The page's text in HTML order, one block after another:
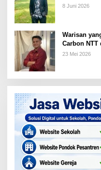
8 Juni 2026
Warisan
Carbon
Ditunaikan
23 Mei 2026